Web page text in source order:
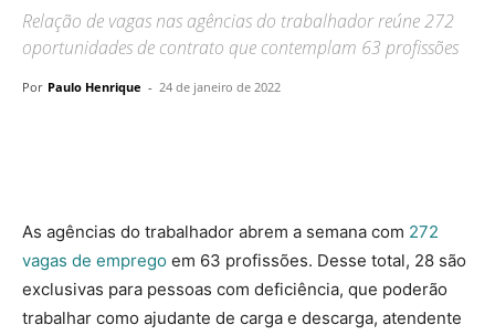
Relação de vagas nas agências do trabalhador reúne 272
oportunidades de contrato que contemplam 63 profissões
Por Paulo Henrique - 24 de janeiro de 2022
As agências do trabalhador abrem a semana com 272
vagas de emprego em 63 profissões. Desse total, 28 são
exclusivas para pessoas com deficiência, que poderão
trabalhar como ajudante de carga e descarga, atendente